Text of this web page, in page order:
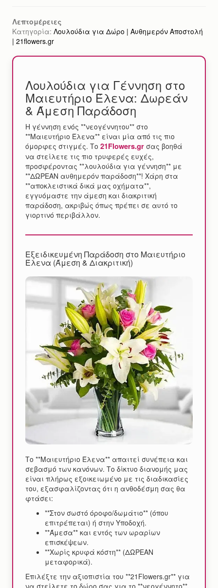
Λεπτομέρειες
Κατηγορία: Λουλούδια για Δώρο | Αυθημερόν Αποστολή
| 21flowers.gr
Λουλούδια για Γέννηση στο
Μαιευτήριο Έλενα: Δωρεάν
& Άμεση Παράδοση
Η γέννηση ενός **νεογέννητου** στο
**Μαιευτήριο Έλενα** είναι μία από τις πιο
όμορφες στιγμές. Το 21Flowers.gr σας βοηθά
να στείλετε τις πιο τρυφερές ευχές,
προσφέροντας **λουλούδια για γέννηση** με
**ΔΩΡΕΑΝ αυθημερόν παράδοση**! Χάρη στα
**αποκλειστικά δικά μας οχήματα**,
εγγυόμαστε την άμεση και διακριτική
παράδοση, ακριβώς όπως πρέπει σε αυτό το
γιορτινό περιβάλλον.
Εξειδικευμένη Παράδοση στο Μαιευτήριο
Έλενα (Άμεση & Διακριτική)
Το **Μαιευτήριο Έλενα** απαιτεί συνέπεια και
σεβασμό των κανόνων. Το δίκτυο διανομής μας
είναι πλήρως εξοικειωμένο με τις διαδικασίες
του, εξασφαλίζοντας ότι η ανθοδέσμη σας θα
φτάσει:
**Στον σωστό όροφο/δωμάτιο** (όπου
επιτρέπεται) ή στην Υποδοχή.
**Άμεσα** και εντός των ωραρίων
επισκέψεων.
**Χωρίς κρυφά κόστη** (ΔΩΡΕΑΝ
μεταφορικά).
Επιλέξτε την αξιοπιστία του **21Flowers.gr** για